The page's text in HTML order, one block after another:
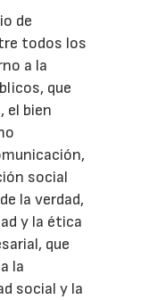
de
todos los
a la
que
el bien
social
la verdad,
y la ética
que
la
social y la